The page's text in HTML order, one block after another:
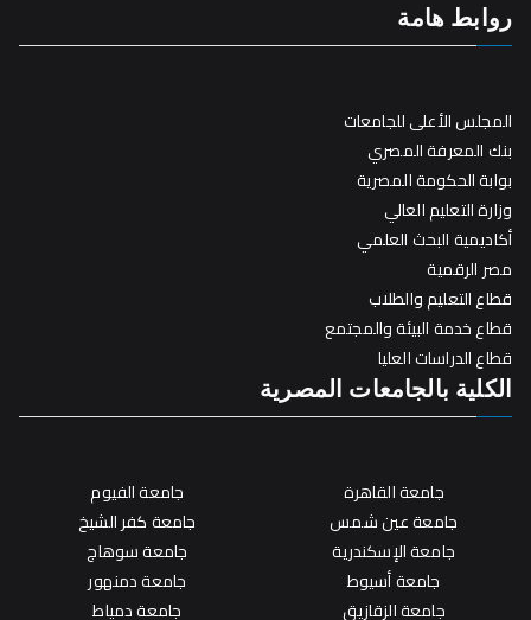
روابط هامة
المجلس الأعلى للجامعات
بنك المعرفة المصري
بوابة الحكومة المصرية
وزارة التعليم العالي
أكاديمية البحث العلمي
مصر الرقمية
قطاع التعليم والطلاب
قطاع خدمة البيئة والمجتمع
قطاع الدراسات العليا
الكلية بالجامعات المصرية
جامعة القاهرة
جامعة عين شمس
جامعة الإسكندرية
جامعة أسيوط
جامعة الزقازيق
جامعة الفيوم
جامعة كفر الشيخ
جامعة سوهاج
جامعة دمنهور
جامعة دمياط